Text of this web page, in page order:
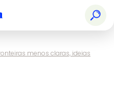
menos claras, ideias